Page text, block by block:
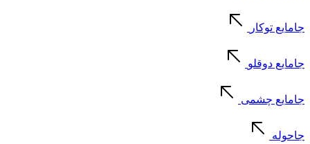
جامایع توکار
جامایع دوقلو
جامایع چشمی
جاحوله